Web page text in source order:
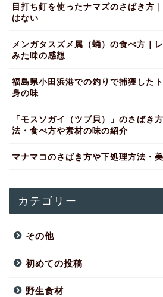
目打ち釘を使ったナマズのさばき方
はない
メンガタスズメ属（蛹）の食べ方｜
みた味の感想
福島県小田浜港での釣りで捕獲した
身の味
「モスソガイ（ツブ貝）」のさばき
法・食べ方や素材の味の紹介
マナマコのさばき方や下処理方法・
カテゴリー
その他
初めての投稿
野生食材